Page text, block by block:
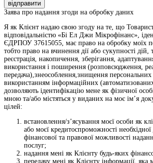
відправити
Заява про надання згоди на обробку даних
Я як Клієнт надаю свою згоду на те, що
відповідальністю «Бі Ел Джи Мікрофінанс»,
ЄДРПОУ 37615055, має право на обробку моїх
тобто право на вчинення дії або сукупності дій,
реєстрація, накопичення, зберігання,
використання і поширення (розповсюдження,
передача),знеособлення,знищення
використанням інформаційних
дозволяють ідентифікацію мене як фізичної
мною та/або містяться у виданих на моє ім’я
цілей:
встановлення/з’ясування моєї особи як
або моєї кредитоспроможності
фінансової та правової можливості
послуг;
надання мені як Клієнту будь-яких
передачу мені як Клієнту інформації, яка